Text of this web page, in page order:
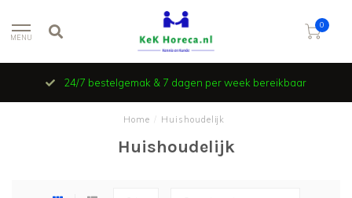
MENU
0
24/7 bestelgemak & 7 dagen per week bereikbaar
Home Huishoudelijk
Huishoudelijk